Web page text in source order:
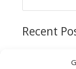
Recent
Recent